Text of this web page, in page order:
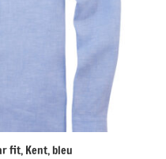
fit, Kent, bleu